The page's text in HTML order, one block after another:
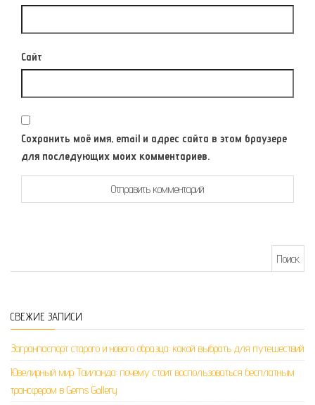
Сайт
Сохранить моё имя, email и адрес сайта в этом браузере
для последующих моих комментариев.
СВЕЖИЕ ЗАПИСИ
Загранпаспорт старого и нового образца: какой выбрать для путешествий
Ювелирный мир Таиланда: почему стоит воспользоваться бесплатным
трансфером в Gems Gallery